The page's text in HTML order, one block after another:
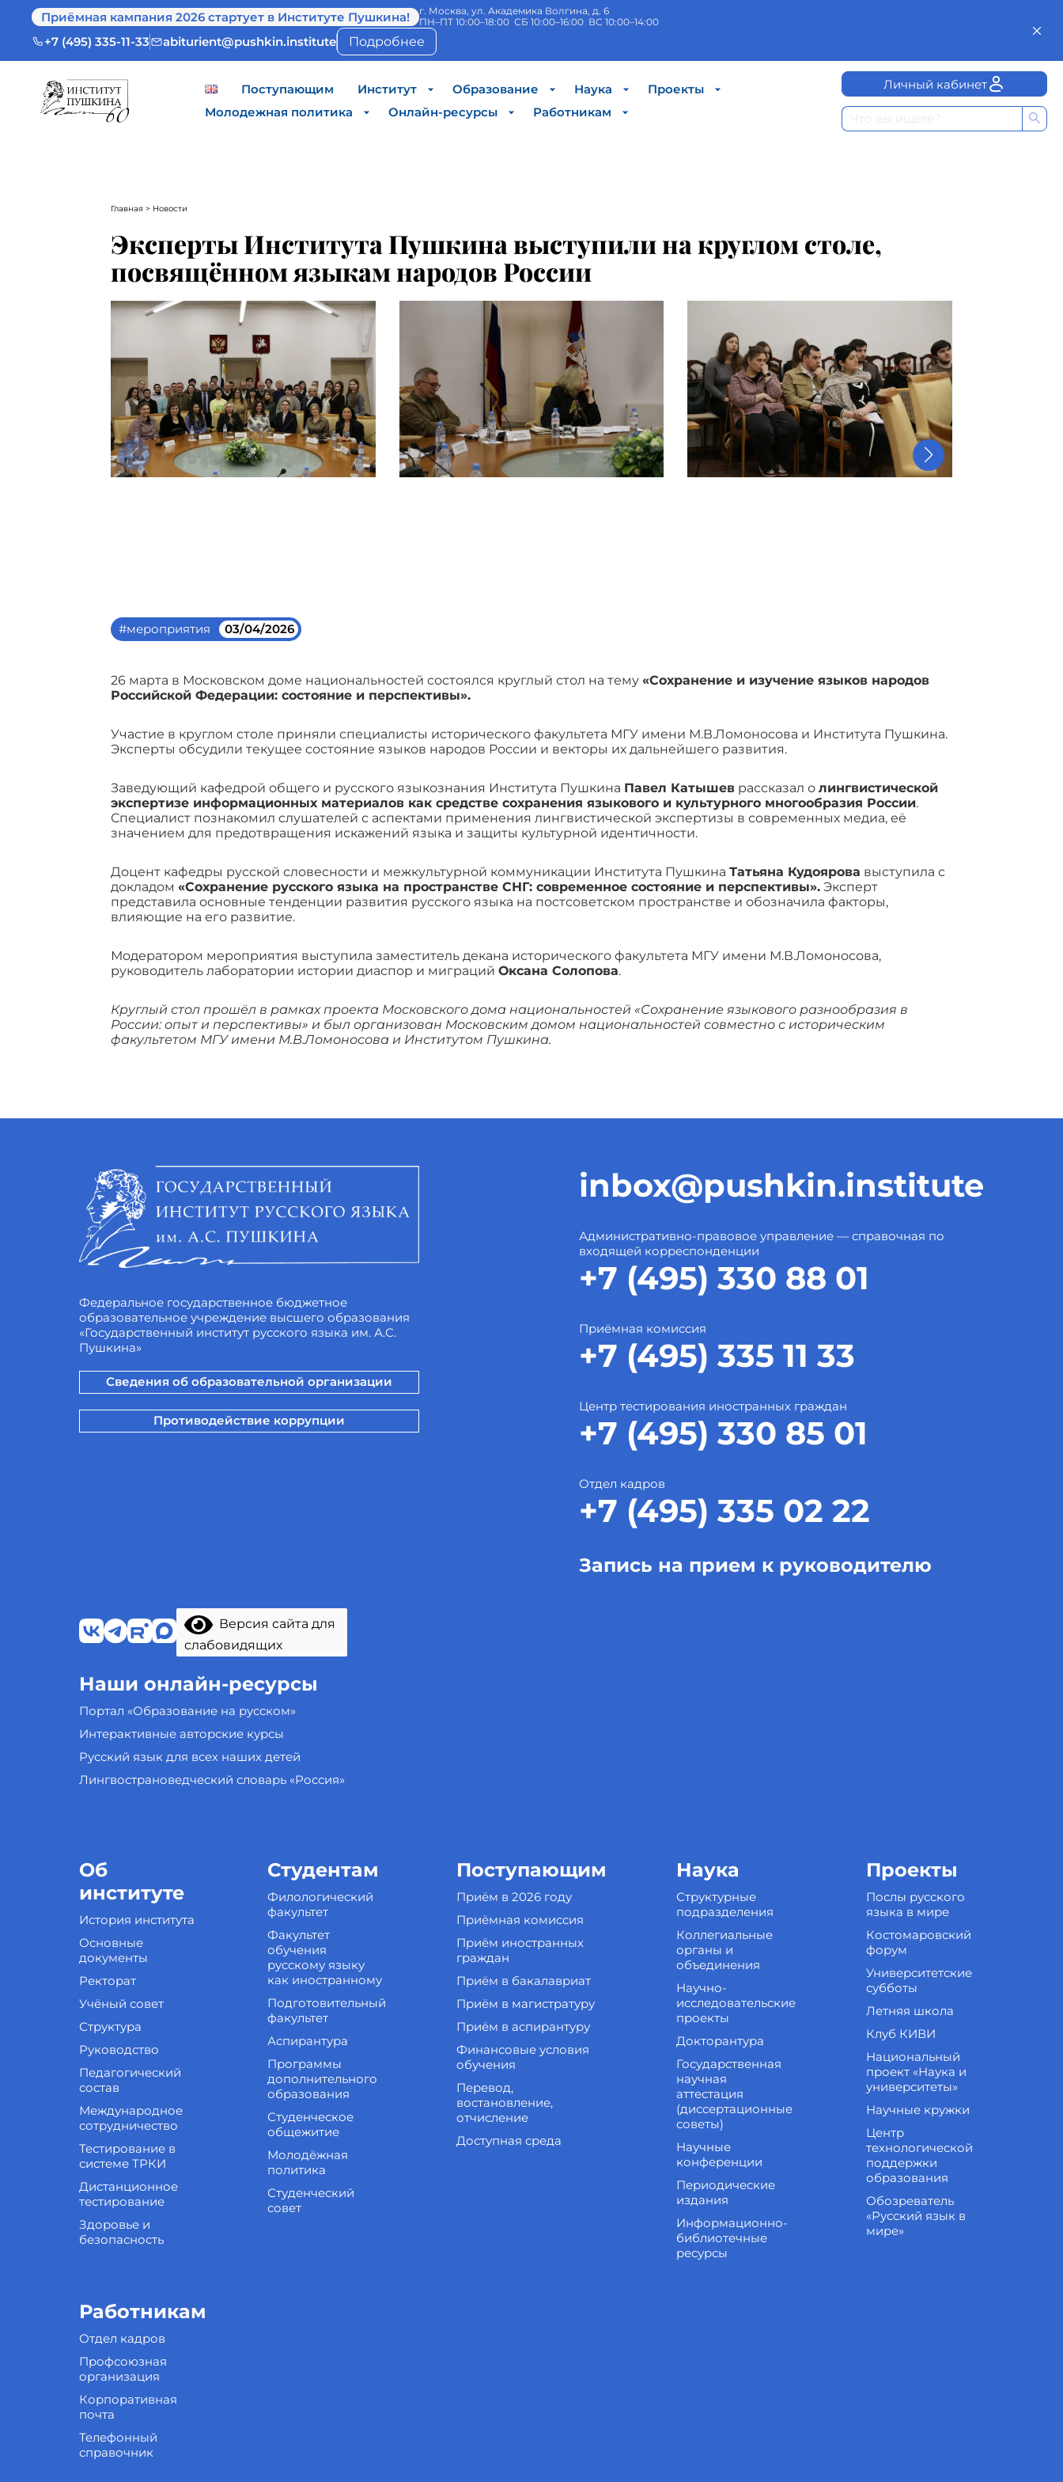
Приёмная кампания 2026 стартует в Институте Пушкина!
г. Москва, ул. Академика Волгина, д. 6
ПН–ПТ 10:00–18:00 СБ 10:00–16:00 ВС 10:00–14:00
+7 (495) 335-11-33 abiturient@pushkin.institute Подробнее
Поступающим Институт Образование Наука
Проекты
Молодежная политика
Онлайн-ресурсы Работникам
Личный кабинет
Главная > Новости
Эксперты Института Пушкина выступили на круглом столе,
посвящённом языкам народов России
#мероприятия 03/04/2026
26 марта в Московском доме национальностей состоялся круглый стол на тему «Сохранение и изучение языков народов
Российской Федерации: состояние и перспективы».
Участие в круглом столе приняли специалисты исторического факультета МГУ имени М.В.Ломоносова и Института Пушкина.
Эксперты обсудили текущее состояние языков народов России и векторы их дальнейшего развития.
Заведующий кафедрой общего и русского языкознания Института Пушкина Павел Катышев рассказал о лингвистической
экспертизе информационных материалов как средстве сохранения языкового и культурного многообразия России.
Специалист познакомил слушателей с аспектами применения лингвистической экспертизы в современных медиа, её
значением для предотвращения искажений языка и защиты культурной идентичности.
Доцент кафедры русской словесности и межкультурной коммуникации Института Пушкина Татьяна Кудоярова выступила с
докладом «Сохранение русского языка на пространстве СНГ: современное состояние и перспективы». Эксперт
представила основные тенденции развития русского языка на постсоветском пространстве и обозначила факторы,
влияющие на его развитие.
Модератором мероприятия выступила заместитель декана исторического факультета МГУ имени М.В.Ломоносова,
руководитель лаборатории истории диаспор и миграций Оксана Солопова.
Круглый стол прошёл в рамках проекта Московского дома национальностей «Сохранение языкового разнообразия в
России: опыт и перспективы» и был организован Московским домом национальностей совместно с историческим
факультетом МГУ имени М.В.Ломоносова и Институтом Пушкина.
Федеральное государственное бюджетное
образовательное учреждение высшего образования
«Государственный институт русского языка им. А.С.
Пушкина»
Сведения об образовательной организации
Противодействие коррупции
inbox@pushkin.institute
Административно-правовое управление — справочная по
входящей корреспонденции
+7 (495) 330 88 01
Приёмная комиссия
+7 (495) 335 11 33
Центр тестирования иностранных граждан
+7 (495) 330 85 01
Отдел кадров
+7 (495) 335 02 22
Запись на прием к руководителю
Версия сайта для
слабовидящих
Наши онлайн-ресурсы
Портал «Образование на русском»
Интерактивные авторские курсы
Русский язык для всех наших детей
Лингвострановедческий словарь «Россия»
Об
институте
История института
Основные
документы
Ректорат
Учёный совет
Структура
Руководство
Педагогический
состав
Международное
сотрудничество
Тестирование в
системе ТРКИ
Дистанционное
тестирование
Здоровье и
безопасность
Студентам
Филологический
факультет
Факультет
обучения
русскому языку
как иностранному
Подготовительный
факультет
Аспирантура
Программы
дополнительного
образования
Студенческое
общежитие
Молодёжная
политика
Студенческий
совет
Поступающим
Приём в 2026 году
Приёмная комиссия
Приём иностранных
граждан
Приём в бакалавриат
Приём в магистратуру
Приём в аспирантуру
Финансовые условия
обучения
Перевод,
востановление,
отчисление
Доступная среда
Наука
Структурные
подразделения
Коллегиальные
органы и
объединения
Научно-
исследовательские
проекты
Докторантура
Государственная
научная
аттестация
(диссертационные
советы)
Научные
конференции
Периодические
издания
Информационно-
библиотечные
ресурсы
Проекты
Послы русского
языка в мире
Костомаровский
форум
Университетские
субботы
Летняя школа
Клуб КИВИ
Национальный
проект «Наука и
университеты»
Научные кружки
Центр
технологической
поддержки
образования
Обозреватель
«Русский язык в
мире»
Работникам
Отдел кадров
Профсоюзная
организация
Корпоративная
почта
Телефонный
справочник